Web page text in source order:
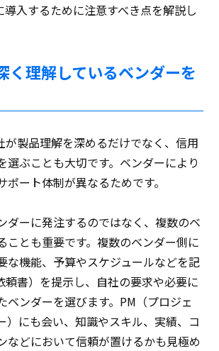
導入するために注意すべき点を解説し
く理解しているベンダーを
が製品理解を深めるだけでなく、信用
選ぶことも大切です。ベンダーにより
ポート体制が異なるためです。
ダーに発注するのではなく、複数のベ
ことも重要です。複数のベンダー側に
な機能、予算やスケジュールなどを記
頼書）を提示し、自社の要求や必要に
ベンダーを選びます。PM（プロジェ
）にも会い、知識やスキル、実績、コ
などにおいて信頼が置けるかも見極め